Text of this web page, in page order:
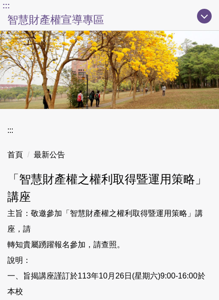
跳
到
主
要
內
容
區
:::
智慧財產權宣導專區
:::
首頁 最新公告
「智慧財產權之權利取得暨運用策略」
講座
主旨：敬邀參加「智慧財產權之權利取得暨運用策略」講
座，請
轉知貴屬踴躍報名參加，請查照。
說明：
一、旨揭講座謹訂於113年10月26日(星期六)9:00-16:00於
本校